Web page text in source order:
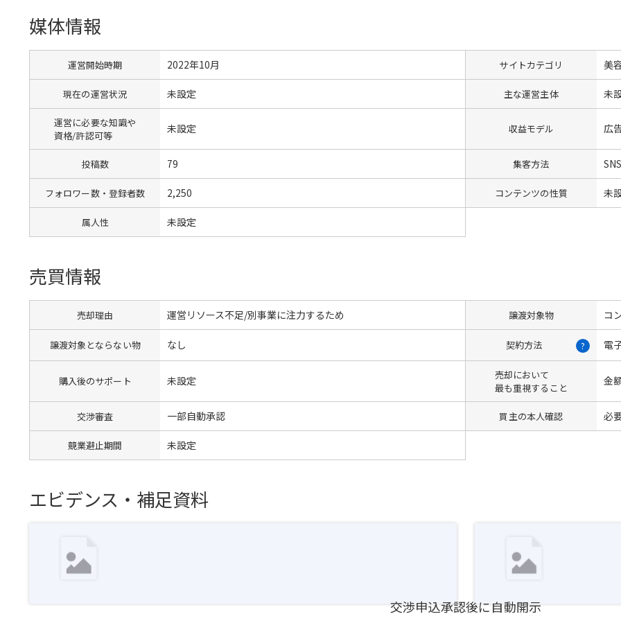
媒体情報
運営開始時期 2022年10月 サイトカテゴリ 美
現在の運営状況 未設定 主な運営主体 未
運営に必要な知識や
資格/許認可等
未設定 収益モデル 広
投稿数 79 集客方法 SNS
フォロワー数・登録者数 2,250 コンテンツの性質 未
属人性 未設定
売買情報
売却理由 運営リソース不足/別事業に注力するため 譲渡対象物 コ
譲渡対象とならない物 なし 契約方法 ? 電
購入後のサポート 未設定
売却において
最も重視すること
金
交渉審査 一部自動承認 買主の本人確認 必
競業避止期間 未設定
エビデンス・補足資料
交渉申込承認後に自動開示